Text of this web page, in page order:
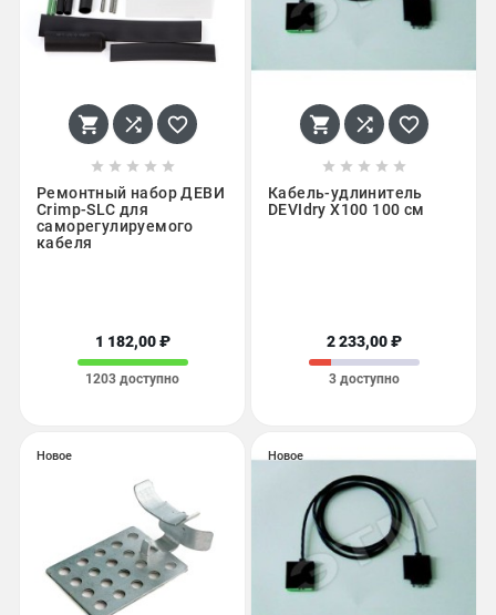
  
    
Ремонтный набор ДЕВИ
Crimp-SLC для
саморегулируемого
кабеля
1 182,00 ₽
1203 доступно
  
    
Кабель-удлинитель
DEVIdry X100 100 см
2 233,00 ₽
3 доступно
Новое Новое